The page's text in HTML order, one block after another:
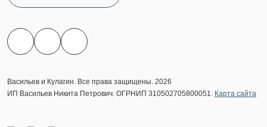
Васильев и Кулагин. Все права защищены. 2026
ИП Васильев Никита Петрович. ОГРНИП 310502705800051. Карта сайта